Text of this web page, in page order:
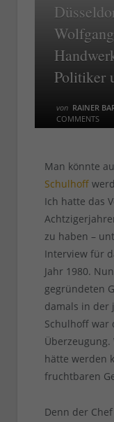
Politiker
von RAINER
COMMENTS
Man könnte
Schulhoff
Ich hatte das
zu haben –
Interview für
Jahr 1980.
gegründeten
damals in der
Schulhoff war
Überzeugung.
hätte werden
fruchtbaren
Denn der